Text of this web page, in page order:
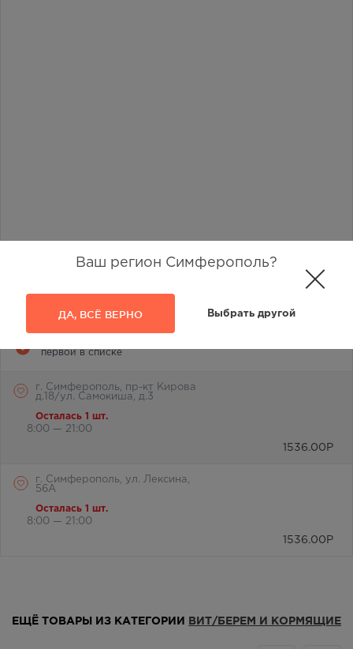
Ваш регион Симферополь?
ДА, ВСЁ ВЕРНО Выбрать другой
Наличие в аптеках
первой в списке
г. Симферополь, пр-кт Кирова
д.18/ул. Самокиша, д.3
Осталась 1 шт.
8:00 — 21:00
1536.00 Р
г. Симферополь, ул. Лексина,
56А
Осталась 1 шт.
8:00 — 21:00
1536.00 Р
ЕЩЁ ТОВАРЫ ИЗ КАТЕГОРИИ ВИТ/БЕРЕМ И КОРМЯЩИЕ